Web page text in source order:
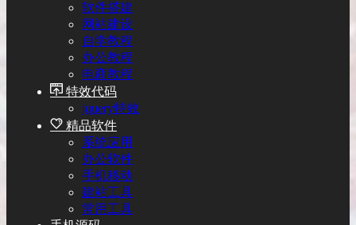
软件搭建
网站建设
自学教程
办公教程
电商教程
特效代码
jquery特效
精品软件
系统应用
办公软件
手机移动
建站工具
常用工具